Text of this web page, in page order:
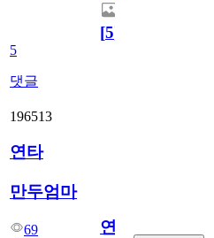
5
댓글
[5]
196513
연타
만두엄마
69
연